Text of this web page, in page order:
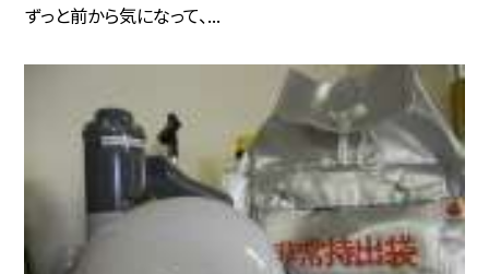
ずっと前から気になって、...